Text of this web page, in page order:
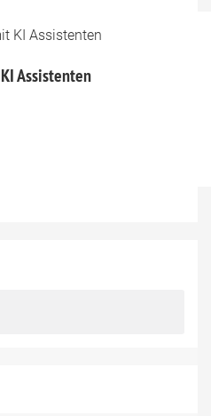
Assistenten